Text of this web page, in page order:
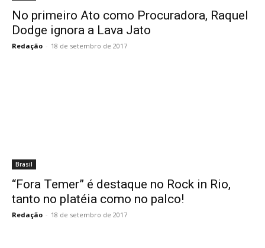
No primeiro Ato como Procuradora, Raquel
Dodge ignora a Lava Jato
Redação - 18 de setembro de 2017
Brasil
“Fora Temer” é destaque no Rock in Rio,
tanto no platéia como no palco!
Redação - 18 de setembro de 2017